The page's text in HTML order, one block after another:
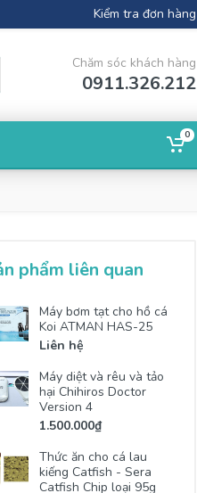
Kiểm tra đơn hàng
Chăm sóc khách hàng
0911.326.212
0
phẩm liên quan
Máy bơm tạt cho hồ cá
Koi ATMAN HAS-25
Liên hệ
Máy diệt và rêu và tảo
hại Chihiros Doctor
Version 4
1.500.000₫
Thức ăn cho cá lau
kiếng Catfish - Sera
Catfish Chip loại 95g